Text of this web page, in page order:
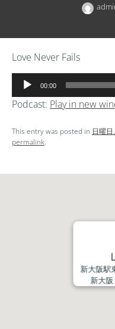
Love Never Fails
声
プ
ー
00:00
Podcast: Play in new
This entry was posted in 日曜
permalink.
新大阪駅
新大